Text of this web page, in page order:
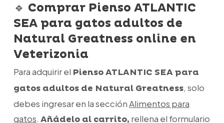
🔹 Comprar Pienso ATLANTIC
SEA para gatos adultos de
Natural Greatness online en
Veterizonia
Para adquirir el Pienso ATLANTIC SEA para
gatos adultos de Natural Greatness, solo
debes ingresar en la secciónAlimentos para
gatos. Añádelo al carrito, rellena el formulario